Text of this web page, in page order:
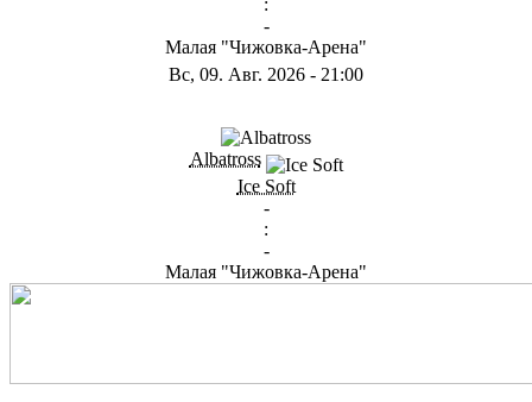
:
-
Малая "Чижовка-Арена"
Вс, 09. Авг. 2026 - 21:00
Albatross
Ice Soft
-
:
-
Малая "Чижовка-Арена"